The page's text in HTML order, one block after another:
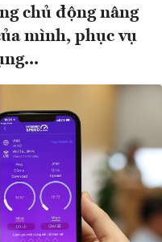
chủ động nâng
mình, phục vụ